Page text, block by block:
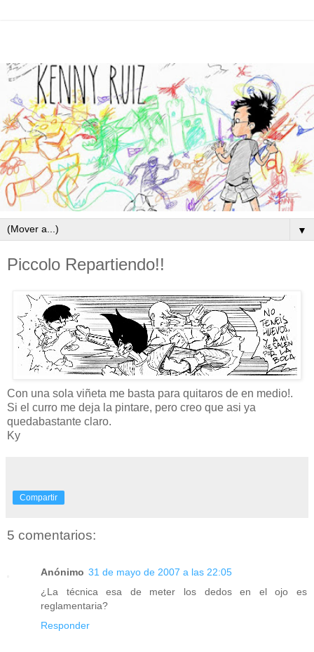
▼
Piccolo Repartiendo!!
Con una sola viñeta me basta para quitaros de en medio!.
Si el curro me deja la pintare, pero creo que asi ya
quedabastante claro.
Ky
Compartir
5 comentarios:
Anónimo 31 de mayo de 2007 a las 22:05
¿La técnica esa de meter los dedos en el ojo es
reglamentaria?
Responder